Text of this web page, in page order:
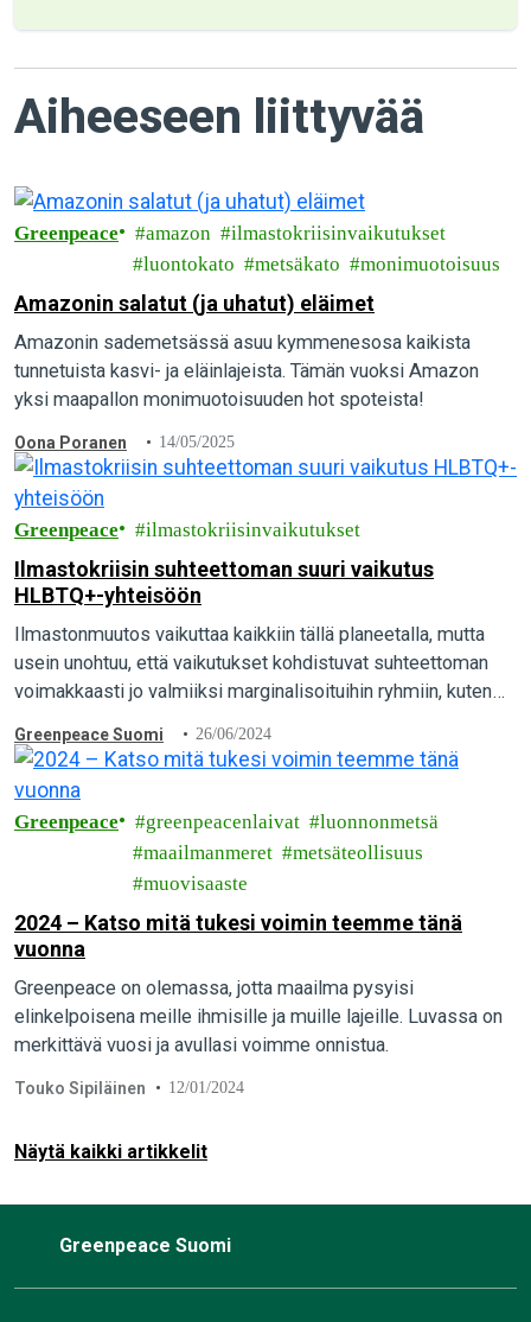
Aiheeseen liittyvää
Greenpeace amazon
ilmastokriisinvaikutukset
luontokato
metsäkato monimuotoisuus
Amazonin salatut (ja uhatut) eläimet
Amazonin sademetsässä asuu kymmenesosa kaikista
tunnetuista kasvi- ja eläinlajeista. Tämän vuoksi Amazon
yksi maapallon monimuotoisuuden hot spoteista!
Oona Poranen 14/05/2025
Greenpeace ilmastokriisinvaikutukset
Ilmastokriisin suhteettoman suuri vaikutus
HLBTQ+-yhteisöön
Ilmastonmuutos vaikuttaa kaikkiin tällä planeetalla, mutta
usein unohtuu, että vaikutukset kohdistuvat suhteettoman
voimakkaasti jo valmiiksi marginalisoituihin ryhmiin, kuten
Greenpeace Suomi 26/06/2024
Greenpeace greenpeacenlaivat
luonnonmetsä
maailmanmeret
metsäteollisuus
muovisaaste
2024 – Katso mitä tukesi voimin teemme tänä
vuonna
Greenpeace on olemassa, jotta maailma pysyisi
elinkelpoisena meille ihmisille ja muille lajeille. Luvassa on
merkittävä vuosi ja avullasi voimme onnistua.
Touko Sipiläinen 12/01/2024
Näytä kaikki artikkelit
Greenpeace Suomi